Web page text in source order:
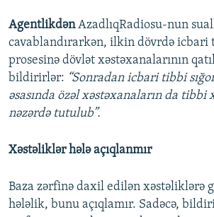
AgentlikdənAzadlıqRadiosu-nun
cavablandırarkən, ilkin dövrdə icbari
prosesinə dövlət xəstəxanalarının
bildirirlər: “Sonradan icbari tibbi
əsasında özəl xəstəxanaların da tibbi
nəzərdə tutulub”.
Xəstəliklər hələ açıqlanmır
Baza zərfinə daxil edilən xəstəliklərə
hələlik, bunu açıqlamır. Sadəcə,